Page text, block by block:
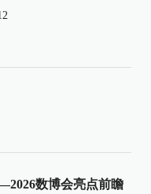
数博会亮点前瞻